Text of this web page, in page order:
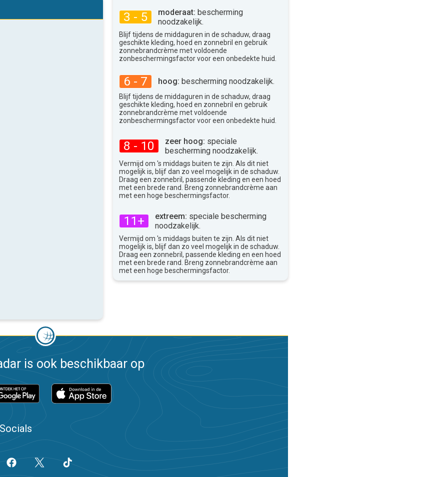
3 - 5 moderaat: bescherming
noodzakelijk.
Blijf tijdens de middaguren in de schaduw, draag
geschikte kleding, hoed en zonnebril en gebruik
zonnebrandcrème met voldoende
zonbeschermingsfactor voor een onbedekte huid.
6 - 7 hoog: bescherming noodzakelijk.
Blijf tijdens de middaguren in de schaduw, draag
geschikte kleding, hoed en zonnebril en gebruik
zonnebrandcrème met voldoende
zonbeschermingsfactor voor een onbedekte huid.
8 - 10 zeer hoog: speciale
bescherming noodzakelijk.
Vermijd om 's middags buiten te zijn. Als dit niet
mogelijk is, blijf dan zo veel mogelijk in de schaduw.
Draag een zonnebril, passende kleding en een hoed
met een brede rand. Breng zonnebrandcrème aan
met een hoge beschermingsfactor.
11+ extreem: speciale bescherming
noodzakelijk.
Vermijd om 's middags buiten te zijn. Als dit niet
mogelijk is, blijf dan zo veel mogelijk in de schaduw.
Draag een zonnebril, passende kleding en een hoed
met een brede rand. Breng zonnebrandcrème aan
met een hoge beschermingsfactor.
is ook beschikbaar op
Socials